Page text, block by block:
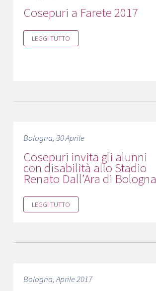
Cosepuri a Farete 2017
LEGGI TUTTO
Bologna, 30 Aprile
Cosepuri invita gli alunni
con disabilità allo Stadio
Renato Dall’Ara di Bologna
LEGGI TUTTO
Bologna, Aprile 2017